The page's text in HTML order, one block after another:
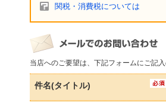
関税・消費税については
当店へのご要望は、下記フォームにご記
件名(タイトル)